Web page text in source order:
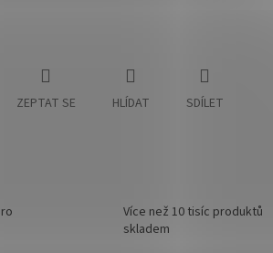
ZEPTAT SE HLÍDAT SDÍLET
Více než 10 tisíc produktů
skladem